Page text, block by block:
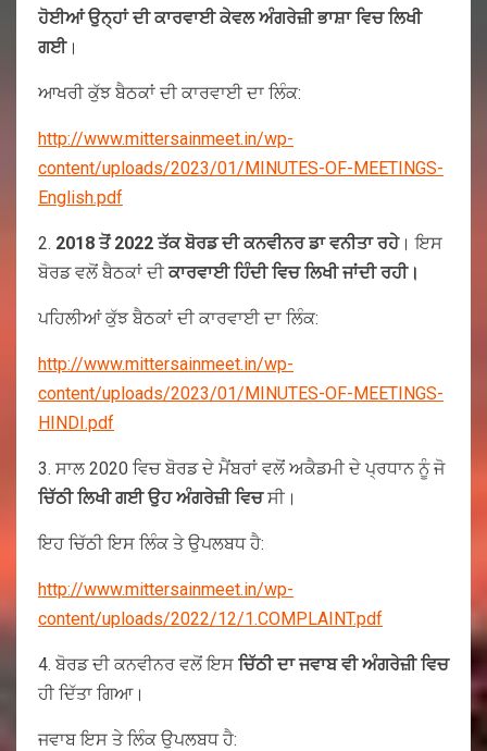
ਹੋਈਆਂ ਉਨ੍ਹਾਂ ਦੀ ਕਾਰਵਾਈ ਕੇਵਲ ਅੰਗਰੇਜ਼ੀ ਭਾਸ਼ਾ ਵਿਚ ਲਿਖੀ
ਗਈ।
ਆਖਰੀ ਕੁੱਝ ਬੈਠਕਾਂ ਦੀ ਕਾਰਵਾਈ ਦਾ ਲਿੰਕ:
http://www.mittersainmeet.in/wp-
content/uploads/2023/01/MINUTES-OF-MEETINGS-
English.pdf
2. 2018 ਤੋਂ 2022 ਤੱਕ ਬੋਰਡ ਦੀ ਕਨਵੀਨਰ ਡਾ ਵਨੀਤਾ ਰਹੇ। ਇਸ
ਬੋਰਡ ਵਲੋਂ ਬੈਠਕਾਂ ਦੀ ਕਾਰਵਾਈ ਹਿੰਦੀ ਵਿਚ ਲਿਖੀ ਜਾਂਦੀ ਰਹੀ।
ਪਹਿਲੀਆਂ ਕੁੱਝ ਬੈਠਕਾਂ ਦੀ ਕਾਰਵਾਈ ਦਾ ਲਿੰਕ:
http://www.mittersainmeet.in/wp-
content/uploads/2023/01/MINUTES-OF-MEETINGS-
HINDI.pdf
3. ਸਾਲ 2020 ਵਿਚ ਬੋਰਡ ਦੇ ਮੈਂਬਰਾਂ ਵਲੋਂ ਅਕੈਡਮੀ ਦੇ ਪ੍ਰਧਾਨ ਨੂੰ ਜੋ
ਚਿੱਠੀ ਲਿਖੀ ਗਈ ਉਹ ਅੰਗਰੇਜ਼ੀ ਵਿਚਸੀ।
ਇਹ ਚਿੱਠੀ ਇਸ ਲਿੰਕ ਤੇ ਉਪਲਬਧ ਹੈ:
http://www.mittersainmeet.in/wp-
content/uploads/2022/12/1.COMPLAINT.pdf
4. ਬੋਰਡ ਦੀ ਕਨਵੀਨਰ ਵਲੋਂ ਇਸ ਚਿੱਠੀ ਦਾ ਜਵਾਬ ਵੀ ਅੰਗਰੇਜ਼ੀ ਵਿਚ
ਹੀ ਦਿੱਤਾ ਗਿਆ।
ਜਵਾਬ ਇਸ ਤੇ ਲਿੰਕ ਉਪਲਬਧ ਹੈ: